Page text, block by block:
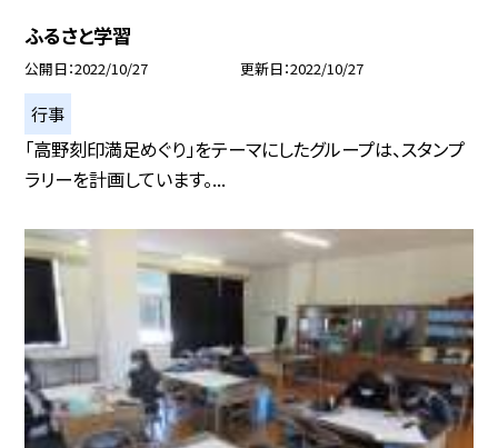
ふるさと学習
公開日 2022/10/27 更新日 2022/10/27
行事
「高野刻印満足めぐり」をテーマにしたグループは、スタンプ
ラリーを計画しています。...